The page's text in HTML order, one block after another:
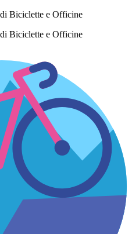
Biciclette e Officine
Biciclette e Officine